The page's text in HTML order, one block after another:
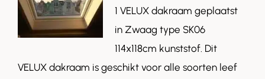
1 VELUX dakraam geplaatst
in Zwaag type SK06
114x118cm kunststof. Dit
VELUX dakraam is geschikt voor alle soorten leef